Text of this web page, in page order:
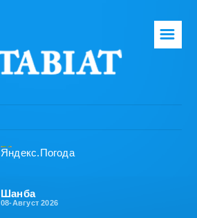
☰
Шанба
08-Август 2026